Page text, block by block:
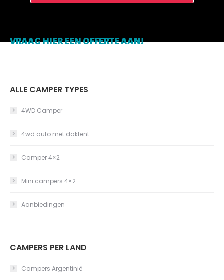
VRAAG HIER EEN OFFERTE AAN!
ALLE CAMPER TYPES
4WD Camper
4wd auto met daktent
Camper 4×2
Mini campers 4×2
Aanbiedingen
CAMPERS PER LAND
Campers Argentinië